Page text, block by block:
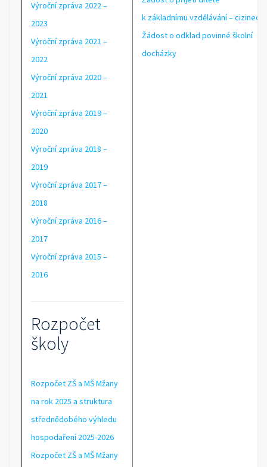
Výroční zpráva 2022 –
2023
Výroční zpráva 2021 –
2022
Výroční zpráva 2020 –
2021
Výroční zpráva 2019 –
2020
Výroční zpráva 2018 –
2019
Výroční zpráva 2017 –
2018
Výroční zpráva 2016 –
2017
Výroční zpráva 2015 –
2016
Rozpočet
školy
Rozpočet ZŠ a MŠ Mžany
na rok 2025 a struktura
střednědobého výhledu
hospodaření 2025-2026
Rozpočet ZŠ a MŠ Mžany
k základnímu vzdělávání – cizinec
Žádost o odklad povinné školní
docházky